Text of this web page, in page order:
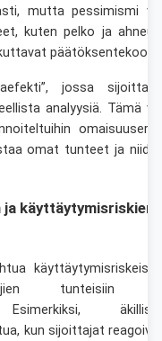
mutta pessimismi
kuten pelko ja
päätöksentekoon.
jossa
analyysiä. Tämä
omat tunteet ja
käyttäytymisriskien
tunteisiin
Esimerkiksi,
kun sijoittajat